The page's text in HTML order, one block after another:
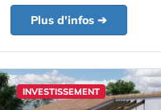
Plus d'infos ➔
INVESTISSEMENT